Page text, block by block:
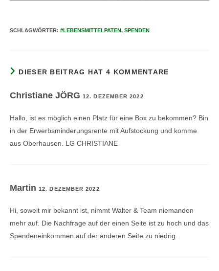
SCHLAGWÖRTER: #LEBENSMITTELPATEN, SPENDEN
DIESER BEITRAG HAT 4 KOMMENTARE
Christiane JÖRG 12. DEZEMBER 2022
Hallo, ist es möglich einen Platz für eine Box zu bekommen? Bin
in der Erwerbsminderungsrente mit Aufstockung und komme
aus Oberhausen. LG CHRISTIANE
Martin 12. DEZEMBER 2022
Hi, soweit mir bekannt ist, nimmt Walter & Team niemanden
mehr auf. Die Nachfrage auf der einen Seite ist zu hoch und das
Spendeneinkommen auf der anderen Seite zu niedrig.